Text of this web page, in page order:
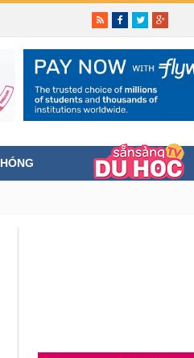
RSSFacebook
TwitterGoogle+
HÓNG